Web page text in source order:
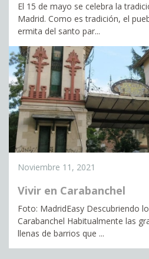
El 15 de mayo se celebra la
Madrid. Como es tradición, el
ermita del santo par...
Noviembre 11, 2021
Vivir en Carabanchel
Foto: MadridEasy Descubriendo
Carabanchel Habitualmente las
llenas de barrios que ...